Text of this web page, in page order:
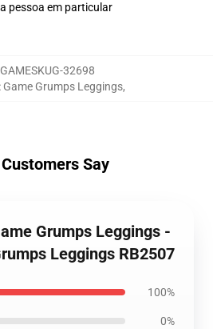
pessoa em particular
GAMESKUG-32698
Game Grumps Leggings,
Say
Grumps Leggings -
Leggings RB2507
100%
0%